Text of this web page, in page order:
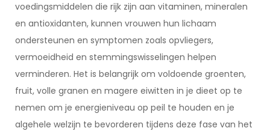
voedingsmiddelen die rijk zijn aan vitaminen, mineralen
en antioxidanten, kunnen vrouwen hun lichaam
ondersteunen en symptomen zoals opvliegers,
vermoeidheid en stemmingswisselingen helpen
verminderen. Het is belangrijk om voldoende groenten,
fruit, volle granen en magere eiwitten in je dieet op te
nemen om je energieniveau op peil te houden en je
algehele welzijn te bevorderen tijdens deze fase van het